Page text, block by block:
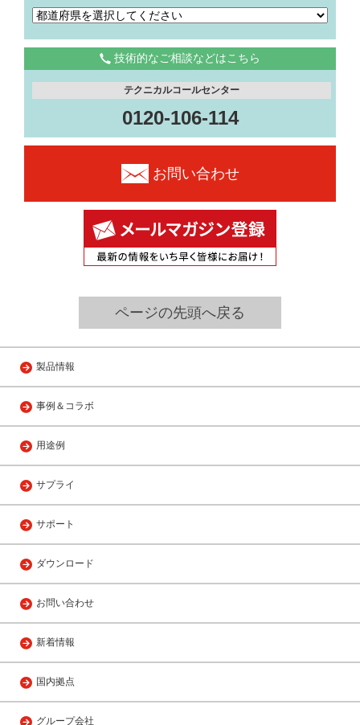
技術的なご相談などはこちら
テクニカルコールセンター
0120-106-114
お問い合わせ
ページの先頭へ戻る
製品情報
事例＆コラボ
用途例
サプライ
サポート
ダウンロード
お問い合わせ
新着情報
国内拠点
グループ会社